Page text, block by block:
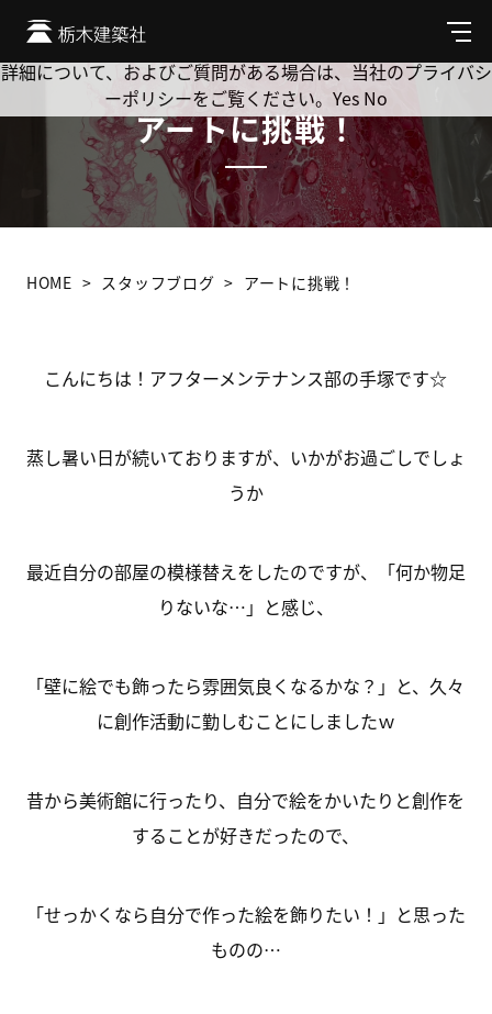
メ
ニ
ュ
アートに挑戦！
HOME スタッフブログ アートに挑戦！
こんにちは！アフターメンテナンス部の手塚です☆
蒸し暑い日が続いておりますが、いかがお過ごしでしょ
うか
最近自分の部屋の模様替えをしたのですが、「何か物足
りないな…」と感じ、
「壁に絵でも飾ったら雰囲気良くなるかな？」と、久々
に創作活動に勤しむことにしましたｗ
昔から美術館に行ったり、自分で絵をかいたりと創作を
することが好きだったので、
「せっかくなら自分で作った絵を飾りたい！」と思った
ものの…
Cookie を使用して、お客様の活動を追跡してもよろしいです
か? 当社ではお客様のプライバシーを極めて重視しています。
詳細について、およびご質問がある場合は、当社のプライバシ
ーポリシーをご覧ください。 Yes No